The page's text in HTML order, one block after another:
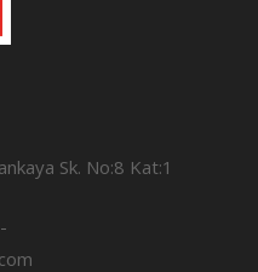
Sk. No:8 Kat:1